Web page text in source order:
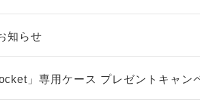
知らせ
」専用ケース プレゼントキャン